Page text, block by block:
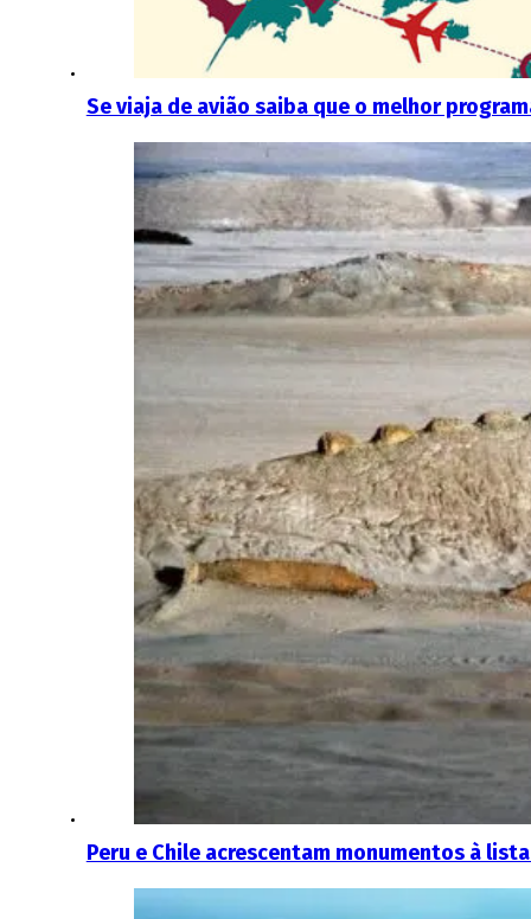
Se viaja de avião saiba que o melhor
Peru e Chile acrescentam monumentos à lista